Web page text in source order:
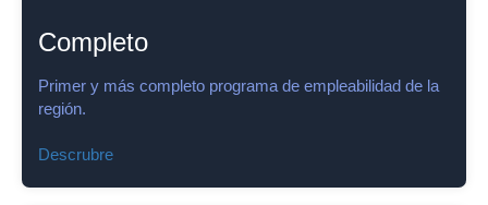
Completo
Primer y más completo programa de empleabilidad de la
región.
Descrubre